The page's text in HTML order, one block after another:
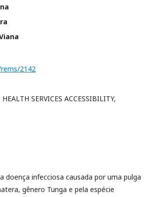
2142
SERVICES ACCESSIBILITY,
doença infecciosa causada por uma pulga
gênero Tunga e pela espécie